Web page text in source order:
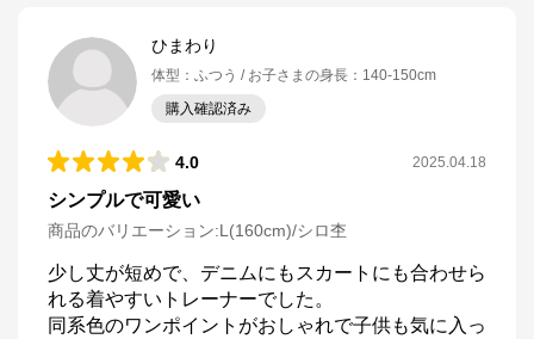
ひまわり
体型 ： ふつう お子さまの身長 ： 140-150cm
購入確認済み
4.0 2025.04.18
シンプルで可愛い
商品のバリエーション:L(160cm)/シロ杢
少し丈が短めで、デニムにもスカートにも合わせら
れる着やすいトレーナーでした。
同系色のワンポイントがおしゃれで子供も気に入っ